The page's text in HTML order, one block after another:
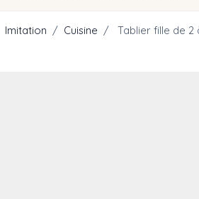
Imitation / Cuisine / Tablier fille de 2